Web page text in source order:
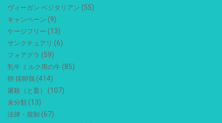
ヴィーガン ベジタリアン (55)
キャンペーン (9)
ケージフリー (13)
サンクチュアリ (6)
フォアグラ (59)
乳牛 ミルク用の牛 (85)
卵 採卵鶏 (414)
屠殺（と畜） (107)
未分類 (13)
法律・規制 (67)